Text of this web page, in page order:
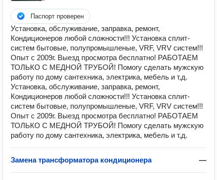
Паспорт проверен
Установка, обслуживание, заправка, ремонт,
Кондиционеров любой сложности!!! Установка сплит-
систем бытовые, полупромышленые, VRF, VRV систем!!!
Опыт с 2009г. Выезд просмотра бесплатно! РАБОТАЕМ
ТОЛЬКО С МЕДНОЙ ТРУБОЙ! Помогу сделать мужскую
работу по дому сантехника, электрика, мебель и т,д.
Установка, обслуживание, заправка, ремонт,
Кондиционеров любой сложности!!! Установка сплит-
систем бытовые, полупромышленые, VRF, VRV систем!!!
Опыт с 2009г. Выезд просмотра бесплатно! РАБОТАЕМ
ТОЛЬКО С МЕДНОЙ ТРУБОЙ! Помогу сделать мужскую
работу по дому сантехника, электрика, мебель и т,д.
Замена трансформатора кондиционера —